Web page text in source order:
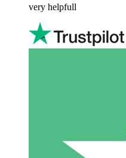
very helpfull